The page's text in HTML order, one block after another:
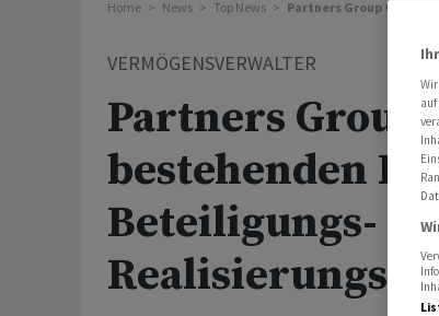
Home News Top News Partners Group teilt
VERMÖGENSVERWALTER
Partners
bestehenden
Beteiligungs-